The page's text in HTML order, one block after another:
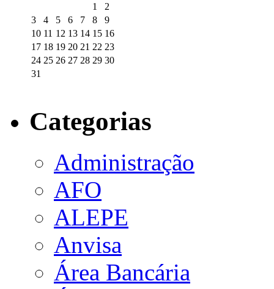
1
2
3
4 5 6 7 8
9
10 11 12 13 14 15 16
17 18 19 20 21 22 23
24 25 26 27 28 29 30
31
Categorias
Administração
AFO
ALEPE
Anvisa
Área Bancária